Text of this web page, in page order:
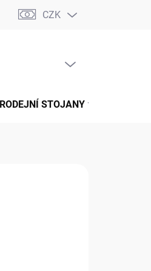
🔄 VRÁCENÍ ZBOŽÍ
CZK
STOJANY